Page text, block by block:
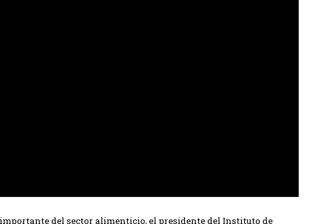
del sector alimenticio, el presidente del Instituto de